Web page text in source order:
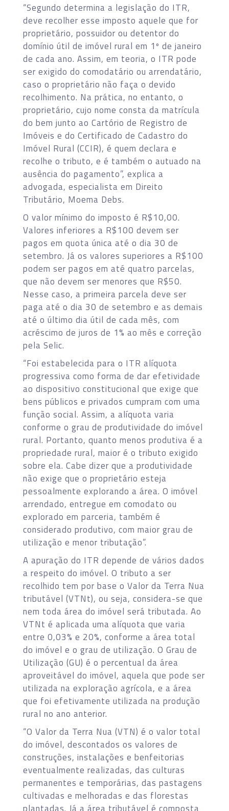
“Segundo determina a legislação do ITR,
deve recolher esse imposto aquele que for
proprietário, possuidor ou detentor do
domínio útil de imóvel rural em 1º de janeiro
de cada ano. Assim, em teoria, o ITR pode
ser exigido do comodatário ou arrendatário,
caso o proprietário não faça o devido
recolhimento. Na prática, no entanto, o
proprietário, cujo nome consta da matrícula
do bem junto ao Cartório de Registro de
Imóveis e do Certificado de Cadastro do
Imóvel Rural (CCIR), é quem declara e
recolhe o tributo, e é também o autuado na
ausência do pagamento”, explica a
advogada, especialista em Direito
Tributário, Moema Debs.
O valor mínimo do imposto é R$10,00.
Valores inferiores a R$100 devem ser
pagos em quota única até o dia 30 de
setembro. Já os valores superiores a R$100
podem ser pagos em até quatro parcelas,
que não devem ser menores que R$50.
Nesse caso, a primeira parcela deve ser
paga até o dia 30 de setembro e as demais
até o último dia útil de cada mês, com
acréscimo de juros de 1% ao mês e correção
pela Selic.
“Foi estabelecida para o ITR alíquota
progressiva como forma de dar efetividade
ao dispositivo constitucional que exige que
bens públicos e privados cumpram com uma
função social. Assim, a alíquota varia
conforme o grau de produtividade do imóvel
rural. Portanto, quanto menos produtiva é a
propriedade rural, maior é o tributo exigido
sobre ela. Cabe dizer que a produtividade
não exige que o proprietário esteja
pessoalmente explorando a área. O imóvel
arrendado, entregue em comodato ou
explorado em parceria, também é
considerado produtivo, com maior grau de
utilização e menor tributação”.
A apuração do ITR depende de vários dados
a respeito do imóvel. O tributo a ser
recolhido tem por base o Valor da Terra Nua
tributável (VTNt), ou seja, considera-se que
nem toda área do imóvel será tributada. Ao
VTNt é aplicada uma alíquota que varia
entre 0,03% e 20%, conforme a área total
do imóvel e o grau de utilização. O Grau de
Utilização (GU) é o percentual da área
aproveitável do imóvel, aquela que pode ser
utilizada na exploração agrícola, e a área
que foi efetivamente utilizada na produção
rural no ano anterior.
“O Valor da Terra Nua (VTN) é o valor total
do imóvel, descontados os valores de
construções, instalações e benfeitorias
eventualmente realizadas, das culturas
permanentes e temporárias, das pastagens
cultivadas e melhoradas e das florestas
plantadas. Já a área tributável é composta